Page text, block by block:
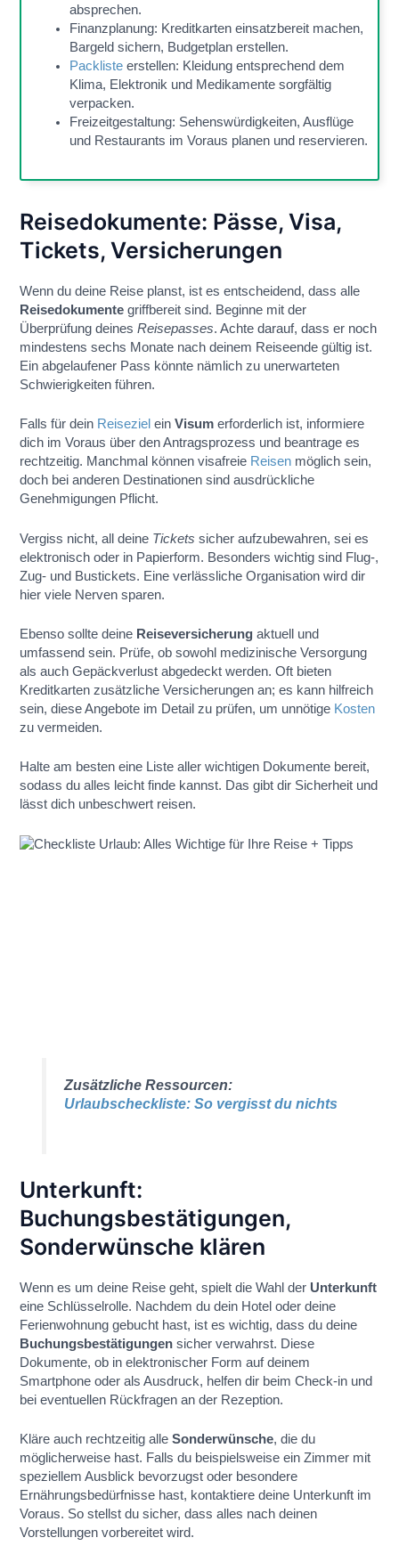
absprechen.
Finanzplanung: Kreditkarten einsatzbereit machen,
Bargeld sichern, Budgetplan erstellen.
Packliste erstellen: Kleidung entsprechend dem
Klima, Elektronik und Medikamente sorgfältig
verpacken.
Freizeitgestaltung: Sehenswürdigkeiten, Ausflüge
und Restaurants im Voraus planen und reservieren.
Reisedokumente: Pässe, Visa,
Tickets, Versicherungen
Wenn du deine Reise planst, ist es entscheidend, dass alle
Reisedokumente griffbereit sind. Beginne mit der
Überprüfung deinesReisepasses. Achte darauf, dass er noch
mindestens sechs Monate nach deinem Reiseende gültig ist.
Ein abgelaufener Pass könnte nämlich zu unerwarteten
Schwierigkeiten führen.
Falls für dein Reiseziel einVisum erforderlich ist, informiere
dich im Voraus über den Antragsprozess und beantrage es
rechtzeitig. Manchmal können visafreie Reisen möglich sein,
doch bei anderen Destinationen sind ausdrückliche
Genehmigungen Pflicht.
Vergiss nicht, all deine Tickets sicher aufzubewahren, sei es
elektronisch oder in Papierform. Besonders wichtig sind Flug-,
Zug- und Bustickets. Eine verlässliche Organisation wird dir
hier viele Nerven sparen.
Ebenso sollte deine Reiseversicherung aktuell und
umfassend sein. Prüfe, ob sowohl medizinische Versorgung
als auch Gepäckverlust abgedeckt werden. Oft bieten
Kreditkarten zusätzliche Versicherungen an; es kann hilfreich
sein, diese Angebote im Detail zu prüfen, um unnötige Kosten
zu vermeiden.
Halte am besten eine Liste aller wichtigen Dokumente bereit,
sodass du alles leicht finde kannst. Das gibt dir Sicherheit und
lässt dich unbeschwert reisen.
Zusätzliche Ressourcen:
Urlaubscheckliste: So vergisst du nichts
Unterkunft:
Buchungsbestätigungen,
Sonderwünsche klären
Wenn es um deine Reise geht, spielt die Wahl der Unterkunft
eine Schlüsselrolle. Nachdem du dein Hotel oder deine
Ferienwohnung gebucht hast, ist es wichtig, dass du deine
Buchungsbestätigungen sicher verwahrst. Diese
Dokumente, ob in elektronischer Form auf deinem
Smartphone oder als Ausdruck, helfen dir beim Check-in und
bei eventuellen Rückfragen an der Rezeption.
Kläre auch rechtzeitig alleSonderwünsche, die du
möglicherweise hast. Falls du beispielsweise ein Zimmer mit
speziellem Ausblick bevorzugst oder besondere
Ernährungsbedürfnisse hast, kontaktiere deine Unterkunft im
Voraus. So stellst du sicher, dass alles nach deinen
Vorstellungen vorbereitet wird.